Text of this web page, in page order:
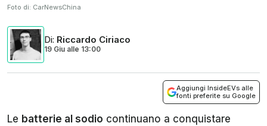
Foto di: CarNewsChina
Di: Riccardo Ciriaco
19 Giu alle 13:00
Aggiungi InsideEVs alle
fonti preferite su Google
Le batterie al sodio continuano a conquistare